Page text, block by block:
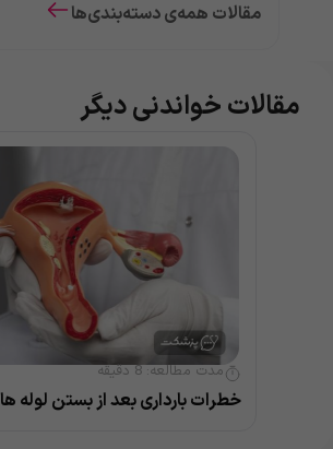
مقالات همه‌ی دسته‌بندی‌ها
مقالات خواندنی دیگر
مدت مطالعه:8 دقیقه
خطرات بارداری بعد از بستن لوله ها